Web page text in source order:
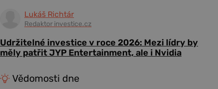
Lukáš Richtár
Redaktor investice.cz
Udržitelné investice v roce 2026: Mezi lídry by
měly patřit JYP Entertainment, ale i Nvidia
Vědomosti dne